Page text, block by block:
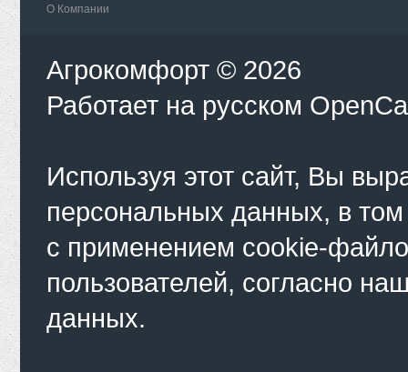
О Компании
Агрокомфорт © 2026
Работает на русском
Используя этот сайт, Вы
персональных данных, в
с применением cookie-
пользователей, согласно
данных.